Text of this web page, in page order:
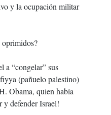
y la ocupación militar
oprimidos?
a “congelar” sus
(pañuelo palestino)
Obama, quien había
y defender Israel!